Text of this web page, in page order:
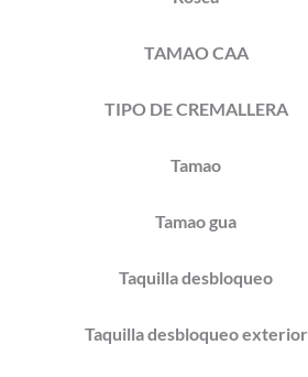
TAMAO CAA
TIPO DE CREMALLERA
Tamao
Tamao gua
Taquilla desbloqueo
Taquilla desbloqueo exterior